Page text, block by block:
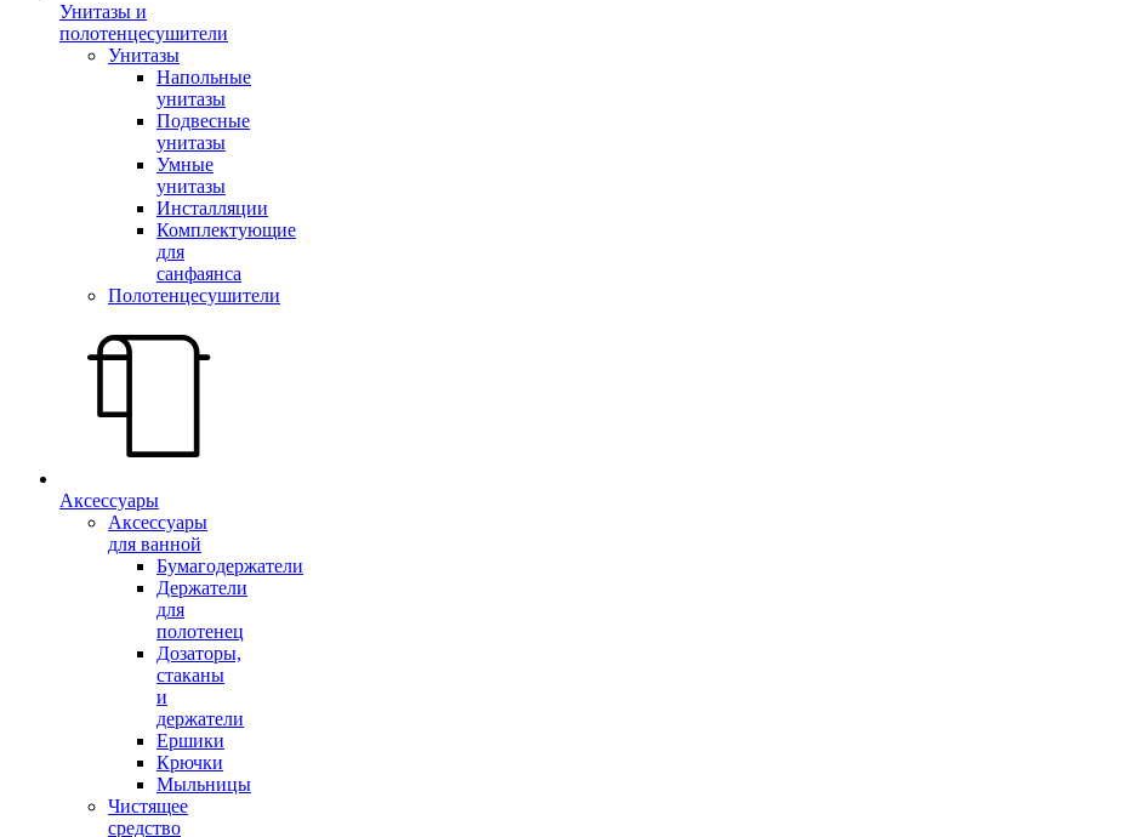
Унитазы и
полотенцесушители
Унитазы
Напольные
унитазы
Подвесные
унитазы
Умные
унитазы
Инсталляции
Комплектующие
для
санфаянса
Полотенцесушители
Аксессуары
Аксессуары
для ванной
Бумагодержатели
Держатели
для
полотенец
Дозаторы,
стаканы
и
держатели
Ершики
Крючки
Мыльницы
Чистящее
средство